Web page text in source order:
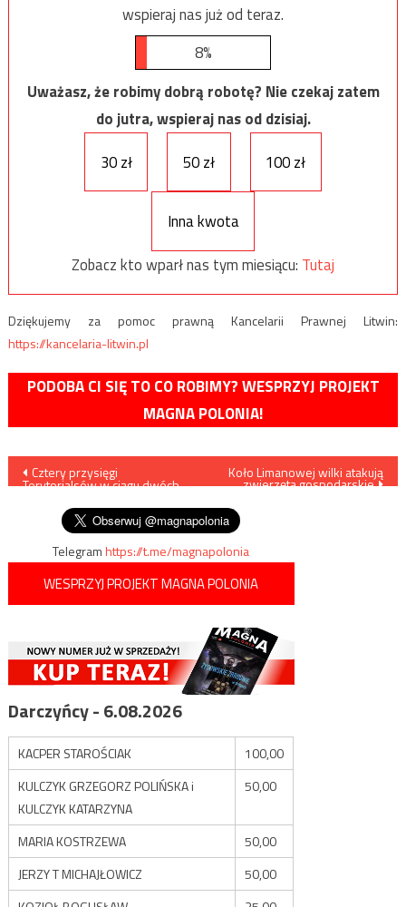
wspieraj nas już od teraz.
8%
Uważasz, że robimy dobrą robotę? Nie czekaj zatem
do jutra, wspieraj nas od dzisiaj.
30 zł
50 zł 100 zł
Inna kwota
Zobacz kto wparł nas tym miesiącu: Tutaj
Dziękujemy za pomoc prawną Kancelarii Prawnej Litwin:
https://kancelaria-litwin.pl
PODOBA CI SIĘ TO CO ROBIMY? WESPRZYJ PROJEKT
MAGNA POLONIA!
Nawigacja
wpisu
Cztery przysięgi
Terytorialsów w ciągu dwóch
Koło Limanowej wilki atakują
zwierzęta gospodarskie
Telegramhttps://t.me/magnapolonia
WESPRZYJ PROJEKT MAGNA POLONIA
Darczyńcy - 6.08.2026
KACPER STAROŚCIAK
100,00
KULCZYK GRZEGORZ POLIŃSKA i
KULCZYK KATARZYNA
50,00
MARIA KOSTRZEWA
50,00
JERZY T MICHAJŁOWICZ
50,00